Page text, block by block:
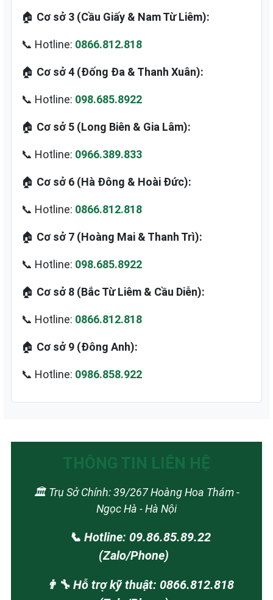
🏠 Cơ sở 3 (Cầu Giấy & Nam Từ Liêm):
📞 Hotline: 0866.812.818
🏠 Cơ sở 4 (Đống Đa & Thanh Xuân):
📞 Hotline: 098.685.8922
🏠 Cơ sở 5 (Long Biên & Gia Lâm):
📞 Hotline: 0966.389.833
🏠 Cơ sở 6 (Hà Đông & Hoài Đức):
📞 Hotline: 0866.812.818
🏠 Cơ sở 7 (Hoàng Mai & Thanh Trì):
📞 Hotline: 098.685.8922
🏠 Cơ sở 8 (Bắc Từ Liêm & Cầu Diễn):
📞 Hotline: 0866.812.818
🏠 Cơ sở 9 (Đông Anh):
📞 Hotline: 0986.858.922
THÔNG TIN LIÊN HỆ
🏛️ Trụ Sở Chính: 39/267 Hoàng Hoa Thám -
Ngọc Hà - Hà Nội
📞 Hotline: 09.86.85.89.22
(Zalo/Phone)
👨‍🔧 Hỗ trợ kỹ thuật: 0866.812.818